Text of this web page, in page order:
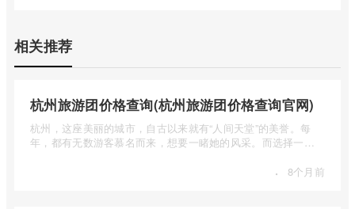
相关推荐
杭州旅游团价格查询(杭州旅游团价格查询官网)
杭州，这座美丽的城市，自古以来就有“人间天堂”的美誉。每
年，都有无数游客慕名而来，想要一睹她的风采。而选择一个
· 8个月前